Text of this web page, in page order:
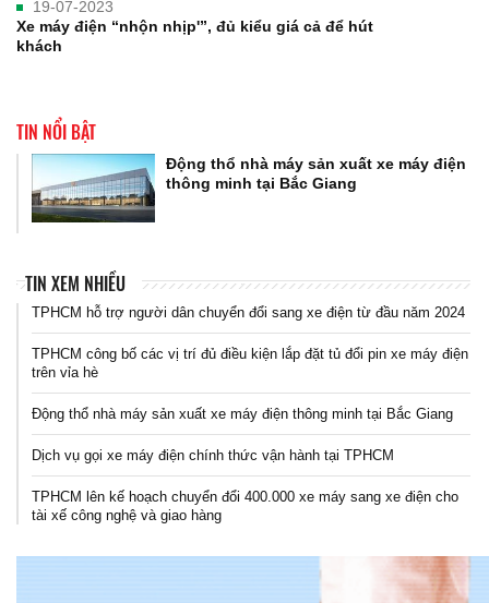
19-07-2023
Xe máy điện “nhộn nhịp'”, đủ kiểu giá cả để hút
khách
TIN NỔI BẬT
Động thổ nhà máy sản xuất xe máy điện
thông minh tại Bắc Giang
TIN XEM NHIỀU
TPHCM hỗ trợ người dân chuyển đổi sang xe điện từ đầu năm 2024
TPHCM công bố các vị trí đủ điều kiện lắp đặt tủ đổi pin xe máy điện
trên vỉa hè
Động thổ nhà máy sản xuất xe máy điện thông minh tại Bắc Giang
Dịch vụ gọi xe máy điện chính thức vận hành tại TPHCM
TPHCM lên kế hoạch chuyển đổi 400.000 xe máy sang xe điện cho
tài xế công nghệ và giao hàng